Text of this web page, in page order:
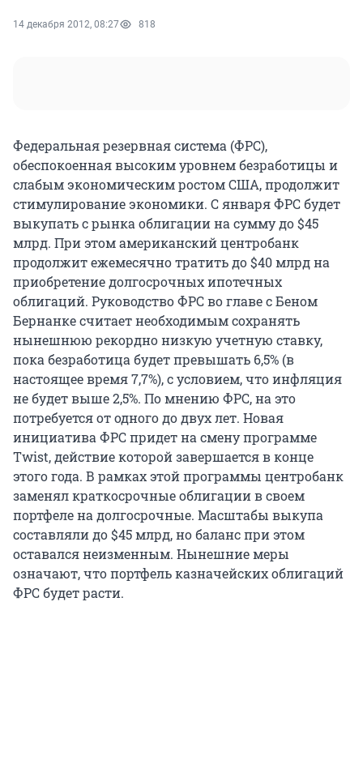
14 декабря 2012, 08:27 818
Федеральная резервная система (ФРС),
обеспокоенная высоким уровнем безработицы и
слабым экономическим ростом США, продолжит
стимулирование экономики. С января ФРС будет
выкупать с рынка облигации на сумму до $45
млрд. При этом американский центробанк
продолжит ежемесячно тратить до $40 млрд на
приобретение долгосрочных ипотечных
облигаций. Руководство ФРС во главе с Беном
Бернанке считает необходимым сохранять
нынешнюю рекордно низкую учетную ставку,
пока безработица будет превышать 6,5% (в
настоящее время 7,7%), с условием, что инфляция
не будет выше 2,5%. По мнению ФРС, на это
потребуется от одного до двух лет. Новая
инициатива ФРС придет на смену программе
Twist, действие которой завершается в конце
этого года. В рамках этой программы центробанк
заменял краткосрочные облигации в своем
портфеле на долгосрочные. Масштабы выкупа
составляли до $45 млрд, но баланс при этом
оставался неизменным. Нынешние меры
означают, что портфель казначейских облигаций
ФРС будет расти.